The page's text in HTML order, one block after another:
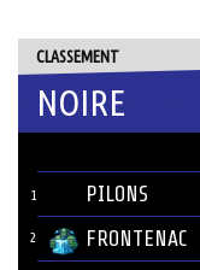
CLASSEMENT
NOIRE
1 PILONS
2 FRONTENAC